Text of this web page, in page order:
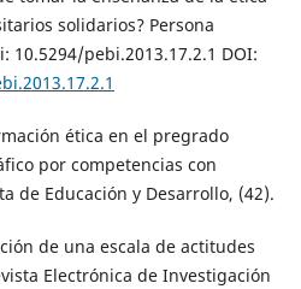
solidarios? Persona
10.5294/pebi.2013.17.2.1 DOI:
ética en el pregrado
por competencias con
de Educación y Desarrollo, (42).
de una escala de actitudes
Electrónica de Investigación